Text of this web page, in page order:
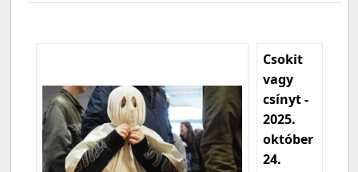
Csokit
vagy
csínyt -
2025.
október
24.